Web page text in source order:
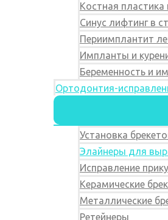
Костная
Синус лифтинг в
Периимплантит
Импланты и
Беременность и
Ортодонтия-
Установка
Элайнеры для
Исправление
Керамические
Металлические
Ретейнеры